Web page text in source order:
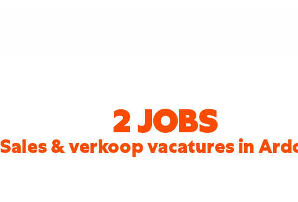
2 JOBS
Sales & verkoop vacatures in